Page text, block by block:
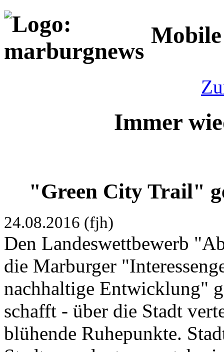
Immer
"Green City Trail"
24.08.2016 (fjh)
Den Landeswettbewerb
die Marburger
nachhaltige Entwicklung"
schafft - über die Stadt
blühende Ruhepunkte.